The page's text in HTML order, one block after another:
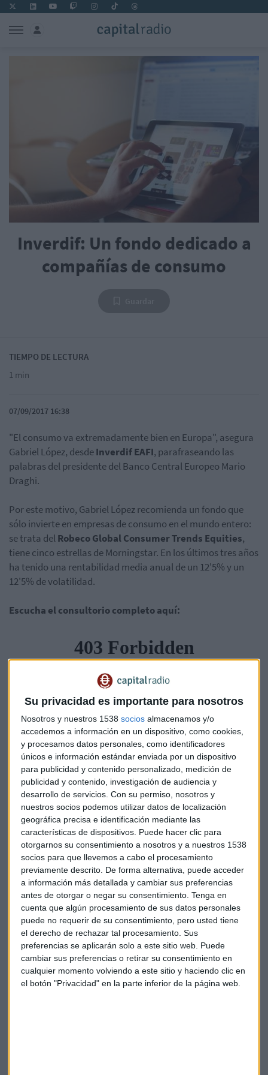
Su privacidad es importante para nosotros
Nosotros y nuestros 1538 socios almacenamos y/o
accedemos a información en un dispositivo, como cookies,
y procesamos datos personales, como identificadores
únicos e información estándar enviada por un dispositivo
para publicidad y contenido personalizado, medición de
publicidad y contenido, investigación de audiencia y
desarrollo de servicios. Con su permiso, nosotros y
nuestros socios podemos utilizar datos de localización
geográfica precisa e identificación mediante las
características de dispositivos. Puede hacer clic para
otorgarnos su consentimiento a nosotros y a nuestros 1538
socios para que llevemos a cabo el procesamiento
previamente descrito. De forma alternativa, puede acceder
a información más detallada y cambiar sus preferencias
antes de otorgar o negar su consentimiento. Tenga en
cuenta que algún procesamiento de sus datos personales
puede no requerir de su consentimiento, pero usted tiene
el derecho de rechazar tal procesamiento. Sus
preferencias se aplicarán solo a este sitio web. Puede
cambiar sus preferencias o retirar su consentimiento en
cualquier momento volviendo a este sitio y haciendo clic en
el botón "Privacidad" en la parte inferior de la página web.
Inverdif: Un fondo dedicado a
compañías de consumo
TIEMPO DE LECTURA
1 min
07/09/2017 16:38
"El consumo va extremadamente bien en Europa", asegura
Gabriel López, desdeInverdif EAFI, parafraseando las
palabras del presidente del Banco Central Europeo Mario
Draghi.
Por este motivo, Gabriel López recomienda un fondo que
sólo invierte en empresas de consumo en el mundo entero:
se trata delRobeco Global Consumer Trends Equities,
tiene cinco estrellas de Morningstar. En los últimos tres años
ha tenido una rentabilidad media anual de un 12'5% y un
12'5% de volatilidad.
Escucha el consultorio completo aquí:
Draghi Consumo Inversión Gabriel lopez
Inverdif EAFI Fondo
Suscríbete a nuestros boletines
Te enviaremos las noticias más importantes del día